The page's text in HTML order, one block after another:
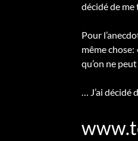
décidé de me
Pour
même
qu’on ne
… J’ai décidé